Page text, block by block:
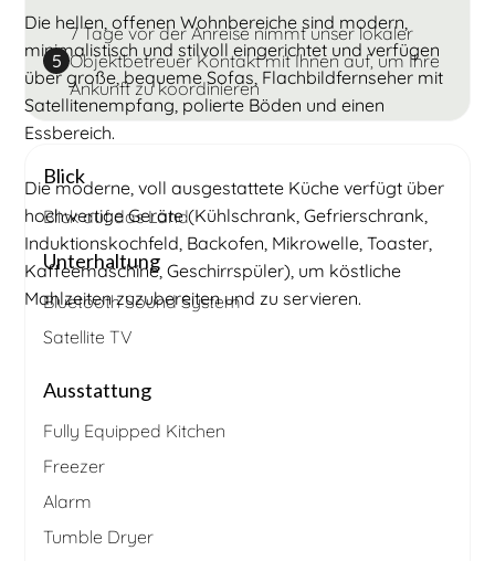
Die hellen, offenen Wohnbereiche sind modern,
minimalistisch und stilvoll eingerichtet und verfügen
über große, bequeme Sofas, Flachbildfernseher mit
Satellitenempfang, polierte Böden und einen
Essbereich.
Die moderne, voll ausgestattete Küche verfügt über
hochwertige Geräte (Kühlschrank, Gefrierschrank,
Induktionskochfeld, Backofen, Mikrowelle, Toaster,
Kaffeemaschine, Geschirrspüler), um köstliche
Mahlzeiten zuzubereiten und zu servieren.
5
7 Tage vor der Anreise nimmt unser lokaler
Objektbetreuer Kontakt mit Ihnen auf, um Ihre
Ankunft zu koordinieren
Blick
Blick auf das Land
Unterhaltung
Bluetooth Sound System
Satellite TV
Ausstattung
Fully Equipped Kitchen
Freezer
Alarm
Tumble Dryer